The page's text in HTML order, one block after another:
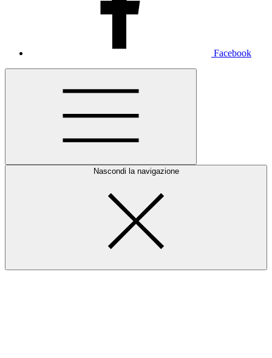
Facebook
Nascondi la navigazione